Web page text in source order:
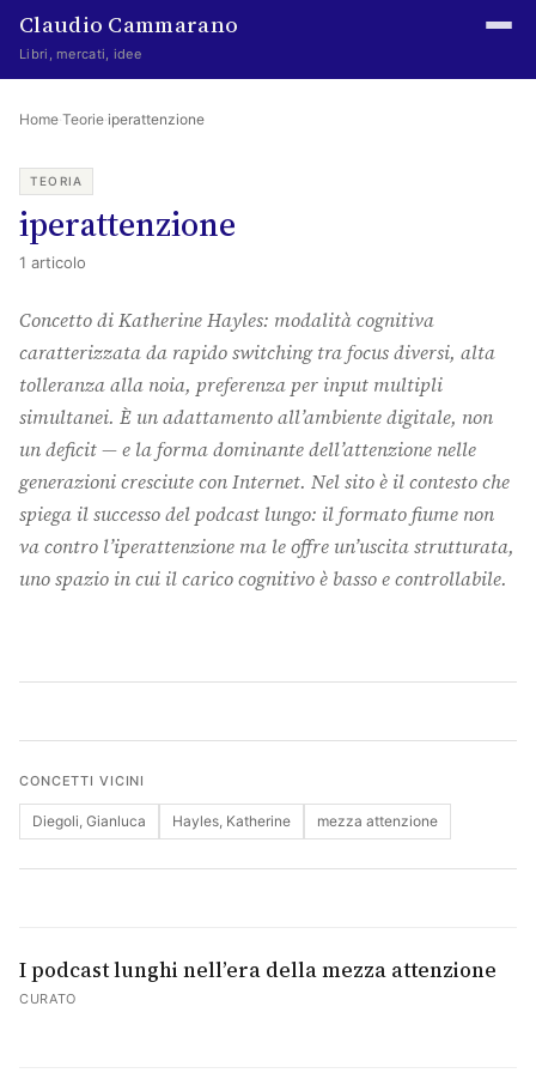
Claudio Cammarano
Libri, mercati, idee
Home
Writings
Curated
Learning log
Irene Media
Indice
About
The Abstract
Cerca
Home·Teorie·iperattenzione
TEORIA
iperattenzione
1 articolo
Concetto di Katherine Hayles: modalità cognitiva
caratterizzata da rapido switching tra focus diversi, alta
tolleranza alla noia, preferenza per input multipli
simultanei. È un adattamento all’ambiente digitale, non
un deficit — e la forma dominante dell’attenzione nelle
generazioni cresciute con Internet. Nel sito è il contesto che
spiega il successo del podcast lungo: il formato fiume non
va contro l’iperattenzione ma le offre un’uscita strutturata,
uno spazio in cui il carico cognitivo è basso e controllabile.
CONCETTI VICINI
Diegoli, Gianluca Hayles, Katherine mezza attenzione
I podcast lunghi nell’era della mezza attenzione
CURATO